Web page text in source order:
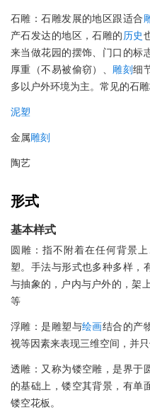
石雕：石雕发展的地区跟适合
产石发达的地区，石雕的 历史
来当做花园的摆饰、门口的标
厚重（不易被偷窃）、 雕刻细
多以户外环境为主。常见的石雕
泥塑
金属雕刻
陶艺
形式
基本样式
圆雕：指不附着在任何背景
塑。手法与形式也多种多样，
与抽象的，户内与户外的，架
等
浮雕：是雕塑与绘画结合的产
视等因素来表现三维空间，并只
透雕：又称为镂空雕，是界于
的基础上，镂空其背景，有单
镂空花板。